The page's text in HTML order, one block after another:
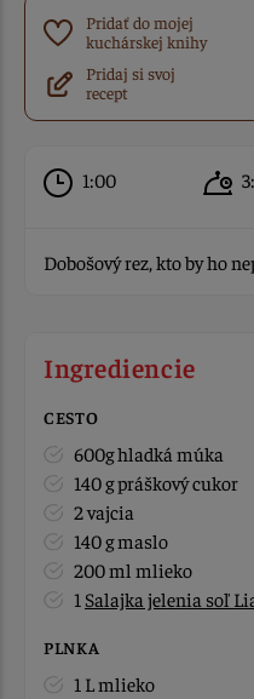
Pridať do mojej
kuchárskej knihy
Pridaj si svoj
recept
1:00
Dobošový rez, kto by ho
Ingrediencie
CESTO
600g hladká múka
140 g práškový cukor
2 vajcia
140 g maslo
200 ml mlieko
1 Salajka jelenia soľ
PLNKA
1 L mlieko